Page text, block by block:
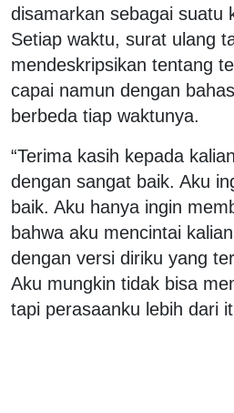
disamarkan sebagai suatu
Setiap waktu, surat ulang
mendeskripsikan tentang
capai namun dengan
berbeda tiap waktunya.
“Terima kasih kepada
dengan sangat baik. Aku
baik. Aku hanya ingin
bahwa aku mencintai
dengan versi diriku yang
Aku mungkin tidak bisa
tapi perasaanku lebih dari